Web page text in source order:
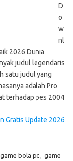
D
o
w
nl
2026 Dunia
judul legendaris
satu judul yang
adalah Pro
terhadap pes 2004
Gratis Update 2026
game bola pc, game